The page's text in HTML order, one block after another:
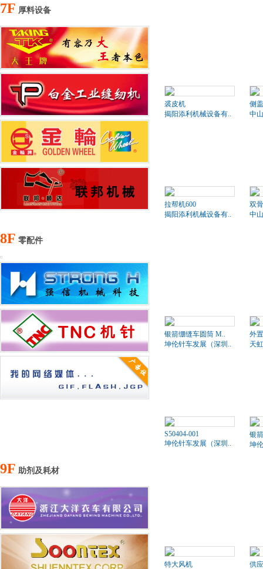
7F 厚料设备
裘皮机
揭阳添利机械设备有..
侧
中
拉帮机600
揭阳添利机械设备有..
双
中
8F 零配件
银箭绷缝车圆筒 M..
坤伦针车发展（深圳..
外
天
S50404-001
坤伦针车发展（深圳..
银
坤
9F 助剂及耗材
特大风机
供